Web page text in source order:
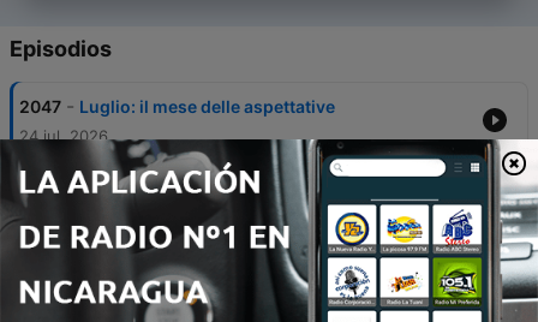
Episodios
2047 - Luglio: il mese delle aspettative
24 jul. 2026
2046 - Caldo, aria condizionata e allergie: come
proteggere il naso d’estate
23 jul. 2026
2045 - Prostata e risvegli notturni: quando alzarsi per
urinare è un campanello d'allarme